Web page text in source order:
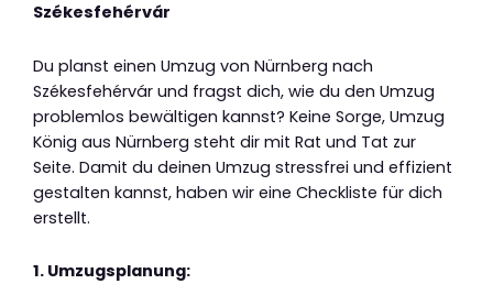
Székesfehérvár
Du planst einen Umzug von Nürnberg nach
Székesfehérvár und fragst dich, wie du den Umzug
problemlos bewältigen kannst? Keine Sorge, Umzug
König aus Nürnberg steht dir mit Rat und Tat zur
Seite. Damit du deinen Umzug stressfrei und effizient
gestalten kannst, haben wir eine Checkliste für dich
erstellt.
1. Umzugsplanung: